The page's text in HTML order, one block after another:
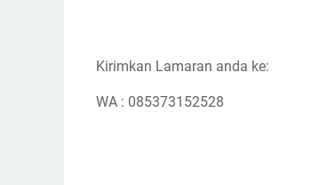
Kirimkan Lamaran anda ke:
WA : 085373152528